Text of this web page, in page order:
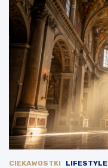
CIEKAWOSTKI LIFESTYLE